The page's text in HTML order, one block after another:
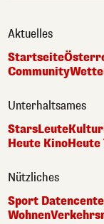
Aktuelles
Startseite
Community
Unterhaltsames
StarsLeuteKultur
Heute KinoHeute
Nützliches
Sport
Wohnen